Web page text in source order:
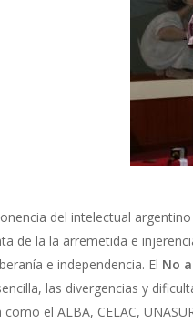
del intelectual argentino
de la la arremetida e
e independencia. El No
las divergencias y
el ALBA, CELAC,